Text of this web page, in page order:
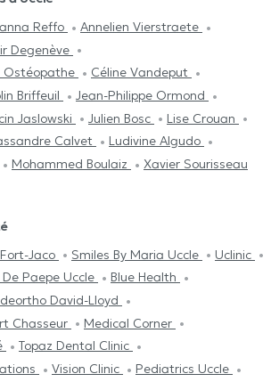
Reffo
Annelien Vierstraete
Degenève
Ostéopathe
Céline Vandeput
Briffeuil
Jean-Philippe Ormond
Jaslowski Julien Bosc
Lise Crouan
Calvet
Ludivine Algudo
Mohammed Boulaiz Xavier Sourisseau
Jaco
Smiles By Maria Uccle
Uclinic
Paepe Uccle
Blue Health
David-Lloyd
Chasseur
Medical Corner
Topaz Dental Clinic
Vision Clinic
Pediatrics Uccle